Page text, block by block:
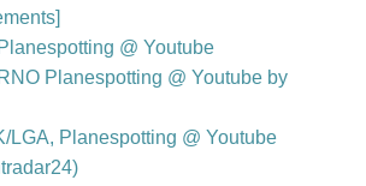
@ Youtube
Planespotting @ Youtube by
LGA, Planespotting @ Youtube